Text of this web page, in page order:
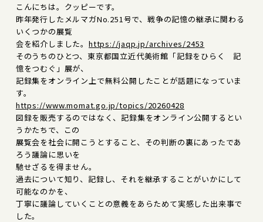
こんにちは。クッピーです。
昨年発行したメルマガNo.251号で、戦争の記憶の継承に関わる
いくつかの展覧
会を紹介しました。https://jaqp.jp/archives/2453
そのうちのひとつ、東京都国立近代美術館「記録をひらく 記
憶をつむぐ」展が、
記録集をオンライン上で無料公開したことが話題になっていま
す。
https://www.momat.go.jp/topics/20260428
図録を販売するのではなく、記録集をオンライン公開するとい
うかたちで、この
展覧会を社会に開こうとすること、その判断の裏にあったであ
ろう議論に思いを
馳せざるを得ません。
過去について知り、記録し、それを継承することがいかにして
可能なのかを、
丁寧に議論していくことの意義をあらためて実感した出来事で
した。